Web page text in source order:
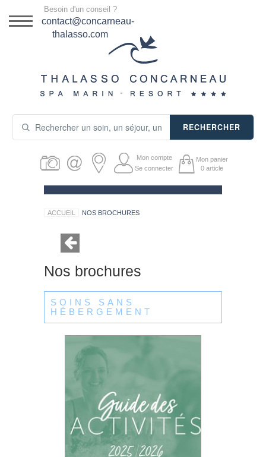
DESTINATION
SÉJOURS THALASSO
PRODUITS COSMÉTIQUES
GUIDE CADEAUX
Besoin d'un conseil ?
contact@concarneau-
thalasso.com
RECHERCHER
Mon compte
Se connecter
Mon panier
0 article
ACCUEIL NOS BROCHURES
Nos brochures
SOINS SANS
HÉBERGEMENT